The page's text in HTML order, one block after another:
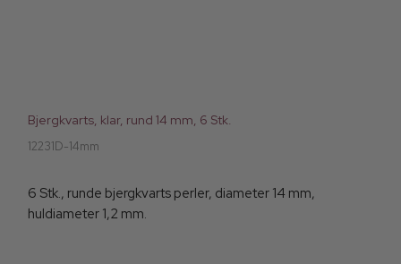
Bjergkvarts, klar, rund 14 mm, 6 Stk.
12231D-14mm
6 Stk., runde bjergkvarts perler, diameter 14 mm,
huldiameter 1,2 mm.